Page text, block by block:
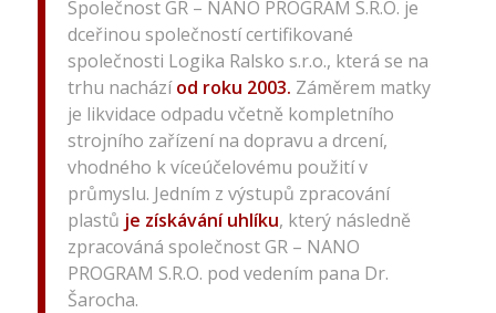
Společnost GR – NANO PROGRAM S.R.O. je
dceřinou společností certifikované
společnosti Logika Ralsko s.r.o., která se na
trhu nacházíod roku 2003. Záměrem matky
je likvidace odpadu včetně kompletního
strojního zařízení na dopravu a drcení,
vhodného k víceúčelovému použití v
průmyslu. Jedním z výstupů zpracování
plastů je získávání uhlíku, který následně
zpracováná společnost GR – NANO
PROGRAM S.R.O. pod vedením pana Dr.
Šarocha.